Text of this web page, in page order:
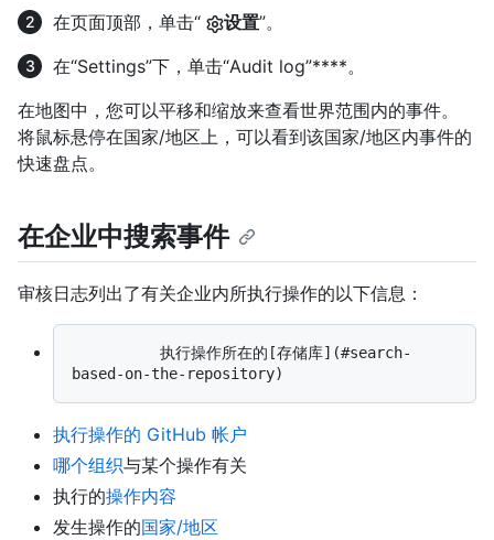
在页面顶部，单击“
设置”。
在“Settings”下，单击“Audit log”****。
在地图中，您可以平移和缩放来查看世界范围内的事件。
将鼠标悬停在国家/地区上，可以看到该国家/地区内事件的
快速盘点。
在企业中搜索事件
审核日志列出了有关企业内所执行操作的以下信息：
执行操作的 GitHub 帐户
哪个组织与某个操作有关
执行的操作内容
发生操作的国家/地区